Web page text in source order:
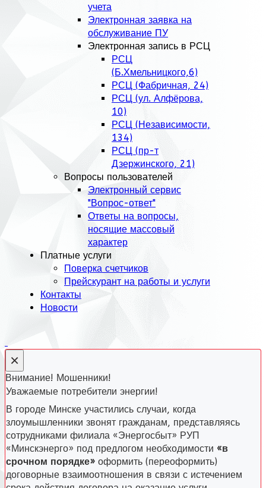
учета
Электронная заявка на
обслуживание ПУ
Электронная запись в РСЦ
РСЦ
(Б.Хмельницкого,6)
РСЦ (Фабричная, 24)
РСЦ (ул. Алфёрова,
10)
РСЦ (Независимости,
134)
РСЦ (пр-т
Дзержинского, 21)
Вопросы пользователей
Электронный сервис
"Вопрос-ответ"
Ответы на вопросы,
носящие массовый
характер
Платные услуги
Поверка счетчиков
Прейскурант на работы и услуги
Контакты
Новости
×
Внимание! Мошенники!
Уважаемые потребители энергии!
В городе Минске участились случаи, когда
злоумышленники звонят гражданам, представляясь
сотрудниками филиала «Энергосбыт» РУП
«Минскэнерго» под предлогом необходимости «в
срочном порядке» оформить (переоформить)
договорные взаимоотношения в связи с истечением